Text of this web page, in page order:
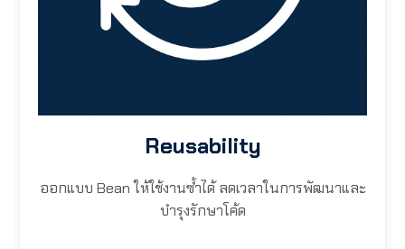
Reusability
ออกแบบ Bean ให้ใช้งานซ้ำได้ ลดเวลาในการพัฒนาและ
บำรุงรักษาโค้ด